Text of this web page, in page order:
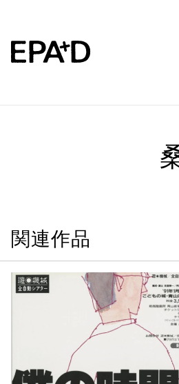
関連作品